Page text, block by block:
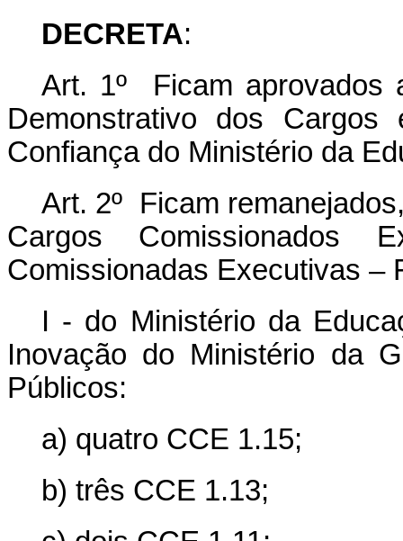
DECRETA:
Art. 1º Ficam aprovados
Demonstrativo dos
Confiança do Ministério da
Art. 2º Ficam
Cargos Comissionados
Comissionadas Executivas –
I - do Ministério da
Inovação do Ministério da
Públicos:
a) quatro CCE 1.15;
b) três CCE 1.13;